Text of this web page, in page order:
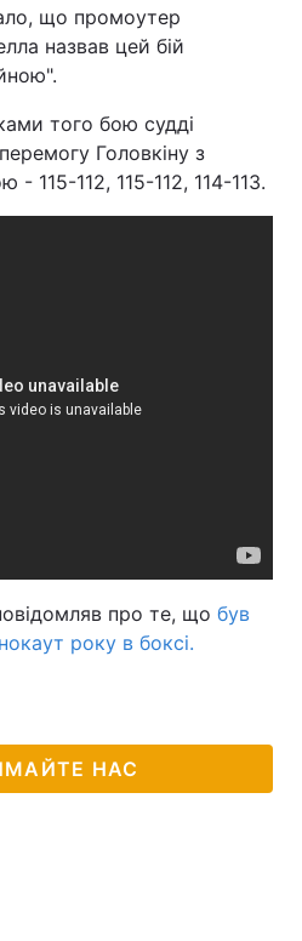
що промоутер
назвав цей бій
того бою судді
Головкіну з
- 115-112, 115-112, 114-113.
про те, що був
року в боксі.
НАС